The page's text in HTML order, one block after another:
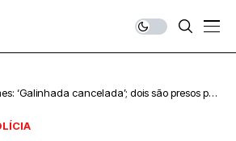
‘Galinhada cancelada’; dois são presos por